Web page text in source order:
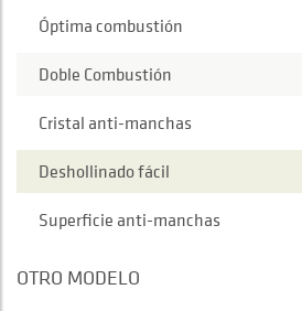
Óptima combustión
Doble Combustión
Cristal anti-manchas
Deshollinado fácil
Superficie anti-manchas
OTRO MODELO